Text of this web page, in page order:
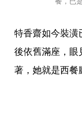
特香齋如今裝潢
後依舊滿座，眼
著，她就是西餐